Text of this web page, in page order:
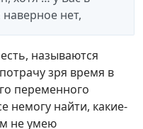
нет,
называются
зря время в
переменного
немогу найти, какие-
не умею